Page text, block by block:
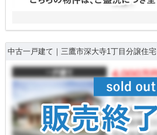
中古一戸建て｜三鷹市深大寺1丁目分譲住宅